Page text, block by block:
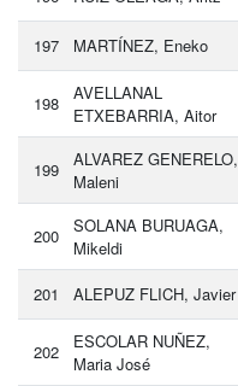
197 MARTÍNEZ, Eneko
198
AVELLANAL
ETXEBARRIA, Aitor
199
ALVAREZ GENERELO,
Maleni
200
SOLANA BURUAGA,
Mikeldi
201 ALEPUZ FLICH, Javier
202
ESCOLAR NUÑEZ,
Maria José